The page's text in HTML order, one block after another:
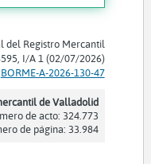
del Registro Mercantil
I/A 1 (02/07/2026)
BORME-A-2026-130-47
de Valladolid
de acto: 324.773
de página: 33.984